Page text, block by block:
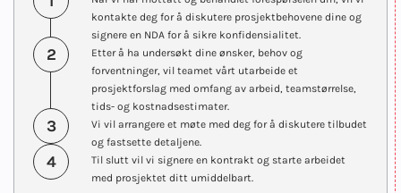
kontakte deg for å diskutere prosjektbehovene dine og
signere en NDA for å sikre konfidensialitet.
2
Etter å ha undersøkt dine ønsker, behov og
forventninger, vil teamet vårt utarbeide et
prosjektforslag med omfang av arbeid, teamstørrelse,
tids- og kostnadsestimater.
3
Vi vil arrangere et møte med deg for å diskutere tilbudet
og fastsette detaljene.
4
Til slutt vil vi signere en kontrakt og starte arbeidet
med prosjektet ditt umiddelbart.